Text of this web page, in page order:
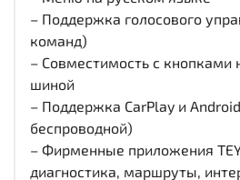
– Поддержка голосового
команд)
– Совместимость с кнопками
шиной
– Поддержка CarPlay и
беспроводной)
– Фирменные приложения
диагностика, маршруты,